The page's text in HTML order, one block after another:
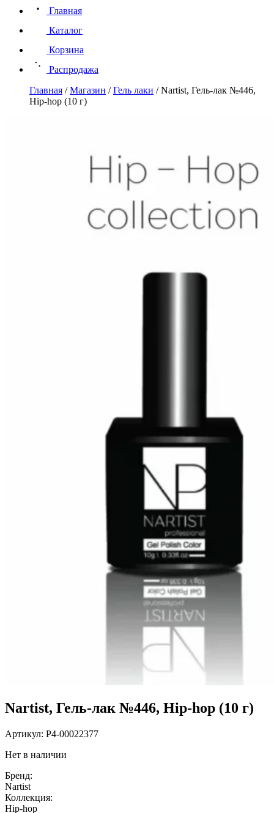
Главная
Каталог
Корзина
Распродажа
Главная /Магазин /Гель лаки /Nartist, Гель-лак №446,
Hip-hop (10 г)
Nartist, Гель-лак №446, Hip-hop (10 г)
Артикул: P4-00022377
Нет в наличии
Бренд:
Nartist
Коллекция:
Hip-hop